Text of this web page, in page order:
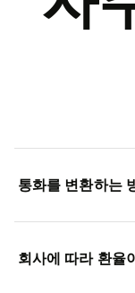
통화를 변환하는
회사에 따라 환율